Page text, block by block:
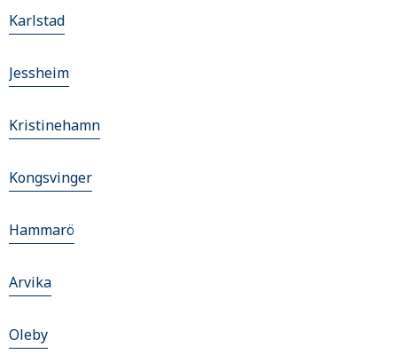
Karlstad
Jessheim
Kristinehamn
Kongsvinger
Hammarö
Arvika
Oleby